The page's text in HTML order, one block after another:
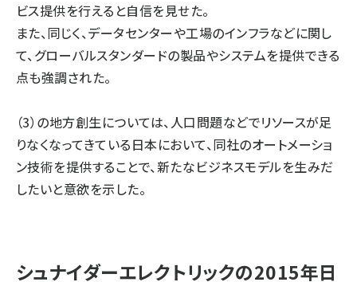
ビス提供を行えると自信を見せた。
また、同じく、データセンターや工場のインフラなどに関し
て、グローバルスタンダードの製品やシステムを提供できる
点も強調された。
（3）の地方創生については、人口問題などでリソースが足
りなくなってきている日本において、同社のオートメーショ
ン技術を提供することで、新たなビジネスモデルを生みだ
したいと意欲を示した。
シュナイダーエレクトリックの2015年日